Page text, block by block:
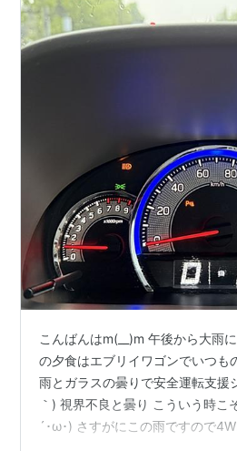
こんばんはm(__)m 午後から大雨
の夕食はエブリイワゴンでいつ
雨とガラスの曇りで安全運転支援
｀) 視界不良と曇り こういう時こ
´･ω･) さすがにこの雨ですので